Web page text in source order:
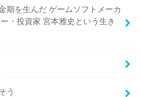
期を生んだ ゲームソフトメーカ
・投資家 宮本雅史という生き
う